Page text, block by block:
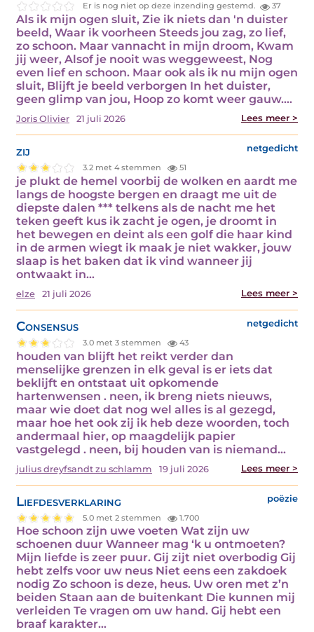
Er is nog niet op deze inzending gestemd. 37
Als ik mijn ogen sluit, Zie ik niets dan 'n duister
beeld, Waar ik voorheen Steeds jou zag, zo lief,
zo schoon. Maar vannacht in mijn droom, Kwam
jij weer, Alsof je nooit was weggeweest, Nog
even lief en schoon. Maar ook als ik nu mijn ogen
sluit, Blijft je beeld verborgen In het duister,
geen glimp van jou, Hoop zo komt weer gauw.…
Joris Olivier 21 juli 2026 Lees meer >
zij netgedicht
3.2 met 4 stemmen 51
je plukt de hemel voorbij de wolken en aardt me
langs de hoogste bergen en draagt me uit de
diepste dalen *** telkens als de nacht me het
teken geeft kus ik zacht je ogen, je droomt in
het bewegen en deint als een golf die haar kind
in de armen wiegt ik maak je niet wakker, jouw
slaap is het baken dat ik vind wanneer jij
ontwaakt in…
elze 21 juli 2026 Lees meer >
Consensus netgedicht
3.0 met 3 stemmen 43
houden van blijft het reikt verder dan
menselijke grenzen in elk geval is er iets dat
beklijft en ontstaat uit opkomende
hartenwensen . neen, ik breng niets nieuws,
maar wie doet dat nog wel alles is al gezegd,
maar hoe het ook zij ik heb deze woorden, toch
andermaal hier, op maagdelijk papier
vastgelegd . neen, bij houden van is niemand…
julius dreyfsandt zu schlamm 19 juli 2026 Lees meer >
Liefdesverklaring poëzie
5.0 met 2 stemmen 1.700
Hoe schoon zijn uwe voeten Wat zijn uw
schoenen duur Wanneer mag ‘k u ontmoeten?
Mijn liefde is zeer puur. Gij zijt niet overbodig Gij
hebt zelfs voor uw neus Niet eens een zakdoek
nodig Zo schoon is deze, heus. Uw oren met z’n
beiden Staan aan de buitenkant Die kunnen mij
verleiden Te vragen om uw hand. Gij hebt een
braaf karakter…